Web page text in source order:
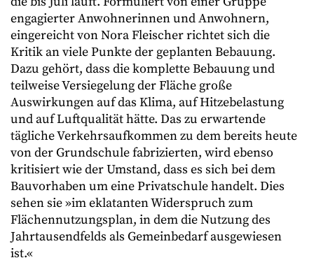
engagierter Anwohnerinnen und Anwohnern,
eingereicht von Nora Fleischer richtet sich die
Kritik an viele Punkte der geplanten Bebauung.
Dazu gehört, dass die komplette Bebauung und
teilweise Versiegelung der Fläche große
Auswirkungen auf das Klima, auf Hitzebelastung
und auf Luftqualität hätte. Das zu erwartende
tägliche Verkehrsaufkommen zu dem bereits heute
von der Grundschule fabrizierten, wird ebenso
kritisiert wie der Umstand, dass es sich bei dem
Bauvorhaben um eine Privatschule handelt. Dies
sehen sie »im eklatanten Widerspruch zum
Flächennutzungsplan, in dem die Nutzung des
Jahrtausendfelds als Gemeinbedarf ausgewiesen
ist.«